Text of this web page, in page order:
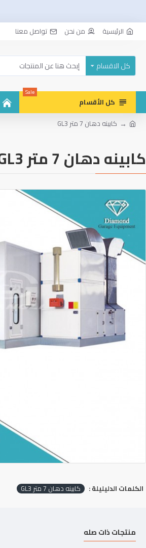
الرئيسية من نحن تواصل معنا
كل الاقسام
كل الأقسام
Sale
كابينه دهان 7 متر GL3
كابينه دهان 7 متر GL3
الكلمات الدليليلة : كابينه دهان 7 متر GL3
منتجات ذات صله